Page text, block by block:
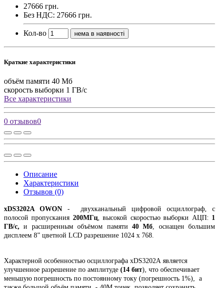
27666 грн.
Без НДС: 27666 грн.
Кол-во нема в наявності
Краткие характеристики
объём памяти 40 Мб
скорость выборки 1 ГВ/с
Все характеристики
0 отзывов0
Описание
Характеристики
Отзывов (0)
xDS3202A OWON - двухканальный цифровой осциллограф, с
полосой пропускания 200МГц, высокой скоростью выборки АЦП: 1
ГВ/с, и расширенным объёмом памяти 40 Мб, оснащен большим
дисплеем 8” цветной LCD разрешение 1024 x 768.
Характерной особенностью осциллографа xDS3202А является
улучшенное разрешение по амплитуде (14 бит), что обеспечивает
меньшую погрешность по постоянному току (погрешность 1%), а